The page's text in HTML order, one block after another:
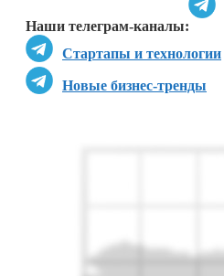
Наши телеграм-каналы:
Стартапы и технологии
Новые бизнес-тренды